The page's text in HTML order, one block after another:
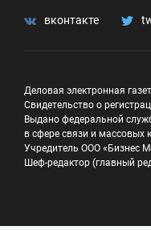
вконтакте
Деловая электронная
Свидетельство о
Выдано федеральной
в сфере связи и массовых
Учредитель ООО «Бизнес
Шеф-редактор (главный